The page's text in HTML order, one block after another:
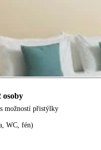
osoby
možností přistýlky
WC, fén)